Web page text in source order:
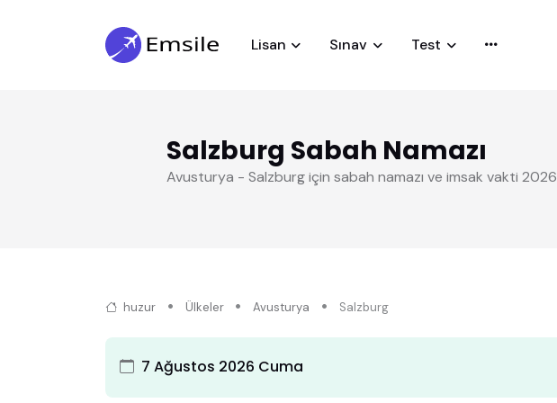
Lisan Sınav Test
Salzburg Sabah Namazı
Avusturya - Salzburg için sabah namazı ve imsak vakti 2026
huzur Ülkeler Avusturya Salzburg
7 Ağustos 2026 Cuma